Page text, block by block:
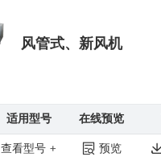
风管式、新风机
适用型号 在线预览
查看型号 预览